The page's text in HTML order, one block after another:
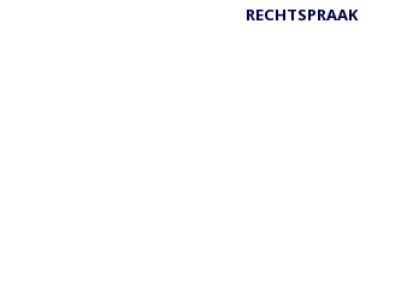
RECHTSPRAAK